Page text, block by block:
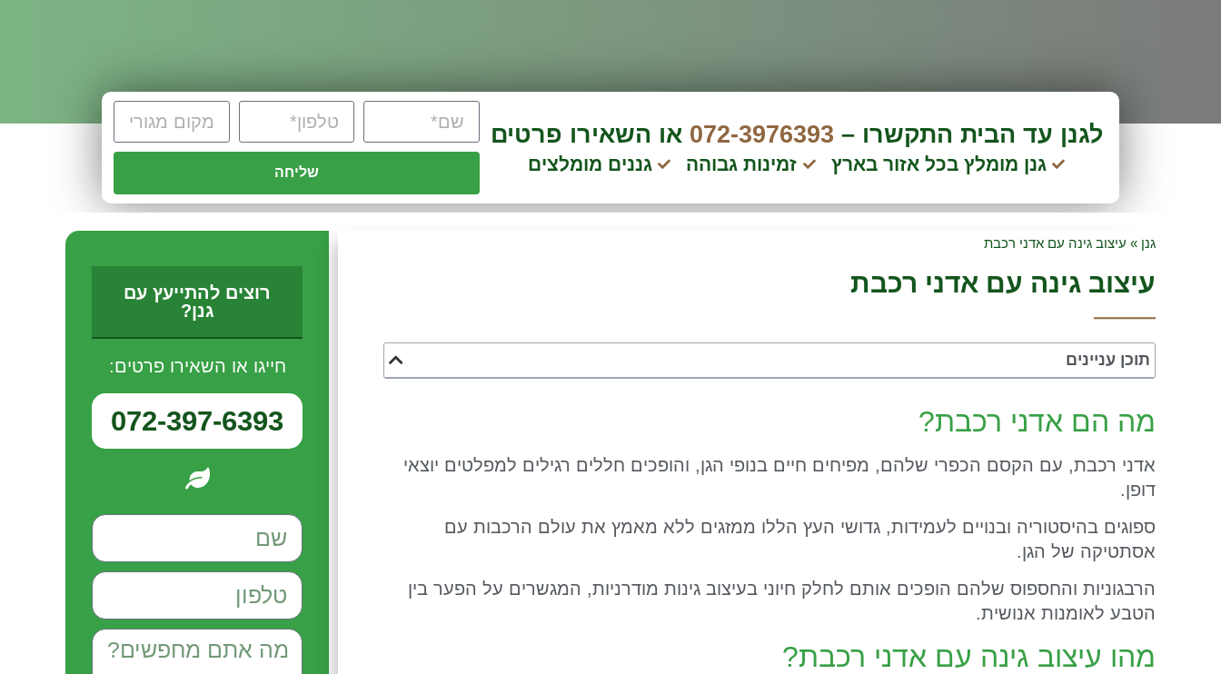
לגנן עד הבית התקשרו – 072-3976393 או השאירו פרטים
גנן מומלץ בכל אזור בארץ זמינות גבוהה גננים מומלצים שליחה
גנן » עיצוב גינה עם אדני רכבת
עיצוב גינה עם אדני רכבת
תוכן עניינים
מה הם אדני רכבת?
אדני רכבת, עם הקסם הכפרי שלהם, מפיחים חיים בנופי הגן, והופכים חללים רגילים למפלטים יוצאי
דופן.
ספוגים בהיסטוריה ובנויים לעמידות, גדושי העץ הללו ממזגים ללא מאמץ את עולם הרכבות עם
אסתטיקה של הגן.
הרבגוניות והחספוס שלהם הופכים אותם לחלק חיוני בעיצוב גינות מודרניות, המגשרים על הפער בין
הטבע לאומנות אנושית.
מהו עיצוב גינה עם אדני רכבת?
רוצים להתייעץ עם
גנן?
חייגו או השאירו פרטים:
072-397-6393